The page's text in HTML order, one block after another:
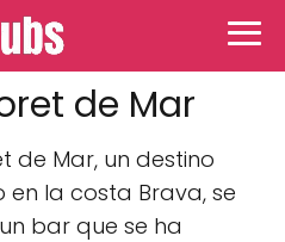
de Mar
de Mar, un destino
la costa Brava, se
bar que se ha